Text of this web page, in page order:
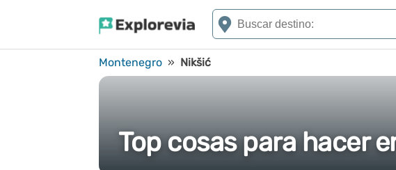
Montenegro » Nikšić
Top cosas para hacer